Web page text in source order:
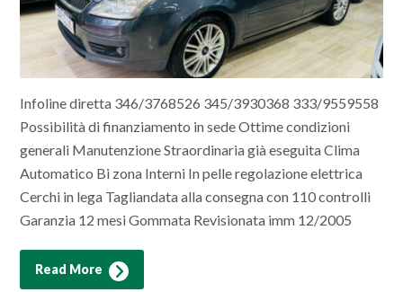
Infoline diretta 346/3768526 345/3930368 333/9559558
Possibilità di finanziamento in sede Ottime condizioni
generali Manutenzione Straordinaria già eseguita Clima
Automatico Bi zona Interni In pelle regolazione elettrica
Cerchi in lega Tagliandata alla consegna con 110 controlli
Garanzia 12 mesi Gommata Revisionata imm 12/2005
Read More